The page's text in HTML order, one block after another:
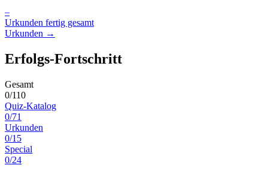
–
Urkunden fertig gesamt
Urkunden →
Erfolgs-Fortschritt
Gesamt
0/110
Quiz-Katalog
0/71
Urkunden
0/15
Special
0/24